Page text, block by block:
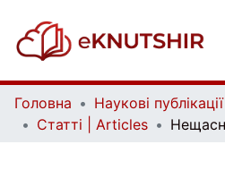
Головна
Статті | Articles